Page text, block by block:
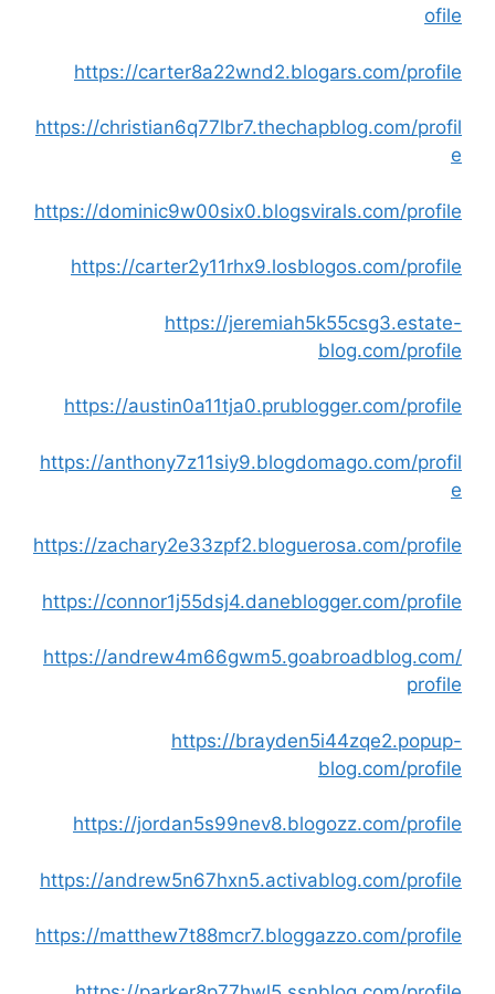
ofile
https://carter8a22wnd2.blogars.com/profile
https://christian6q77lbr7.thechapblog.com/profil
e
https://dominic9w00six0.blogsvirals.com/profile
https://carter2y11rhx9.losblogos.com/profile
https://jeremiah5k55csg3.estate-
blog.com/profile
https://austin0a11tja0.prublogger.com/profile
https://anthony7z11siy9.blogdomago.com/profil
e
https://zachary2e33zpf2.bloguerosa.com/profile
https://connor1j55dsj4.daneblogger.com/profile
https://andrew4m66gwm5.goabroadblog.com/
profile
https://brayden5i44zqe2.popup-
blog.com/profile
https://jordan5s99nev8.blogozz.com/profile
https://andrew5n67hxn5.activablog.com/profile
https://matthew7t88mcr7.bloggazzo.com/profile